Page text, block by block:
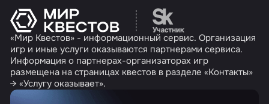
Перейти на сайт
«Мир Квестов» - информационный сервис. Организация
игр и иные услуги оказываются партнерами сервиса.
Информация о партнерах-организаторах игр
размещена на страницах квестов в разделе «Контакты»
→ «Услугу оказывает».